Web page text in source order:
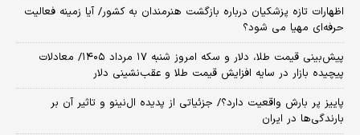
اظهارات تازه پزشکیان درباره بازگشت هنرمندان به کشور/ آیا زمینه فعالیت
حرفه‌ای مهیا می شود؟
پیش‌بینی قیمت طلا، دلار و سکه امروز شنبه ۱۷ مرداد ۱۴۰۵/ معادلات
پیچیده بازار در سایه افزایش قیمت طلا و عقب‌نشینی دلار
پاییز پر بارش واقعیت دارد؟/ جزئیاتی از پدیده ال‌نینو و تاثیر آن بر
بارندگی‌ها در ایران